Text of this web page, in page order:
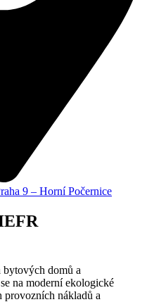
9 – Horní Počernice
bytových domů a
na moderní ekologické
provozních nákladů a